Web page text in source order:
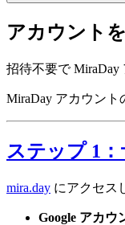
アカウント
招待不要で MiraDay
MiraDay アカウン
ステップ 1
mira.day にアクセス
Google アカウ